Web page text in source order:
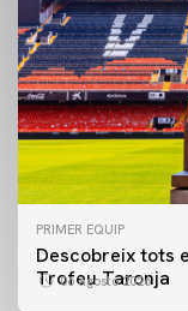
PRIMER EQUIP
Descobreix tots
Trofeu Taronja
06 agosto 2026